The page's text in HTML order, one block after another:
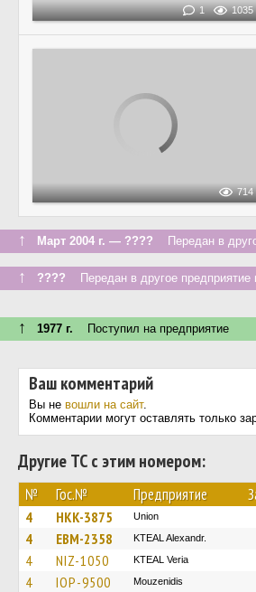
1 1035
714
↑ Март 2004 г. — ???? Передан в
↑ ???? Передан в другое предприятие
↑ 1977 г. Поступил на предприятие
Ваш комментарий
Вы не вошли на сайт.
Комментарии могут оставлять только
Другие ТС с этим номером:
№ Гос.№ Предприятие
4 HKK-3875 Union
4 EBM-2358 KTEAL Alexandr.
4 NIZ-1050 KTEAL Veria
4 IOP-9500 Mouzenidis